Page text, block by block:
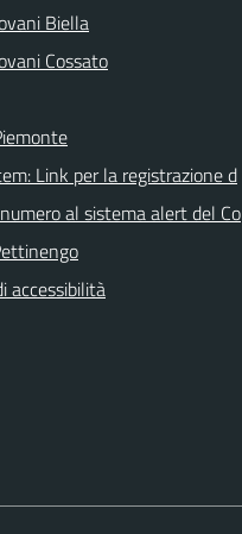
Biella
Cossato
Link per la registrazione d
al sistema alert del Co
accessibilità